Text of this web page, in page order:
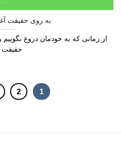
به روی حقیقت
از زمانی که به خودمان دروغ
حقیقت
1
2